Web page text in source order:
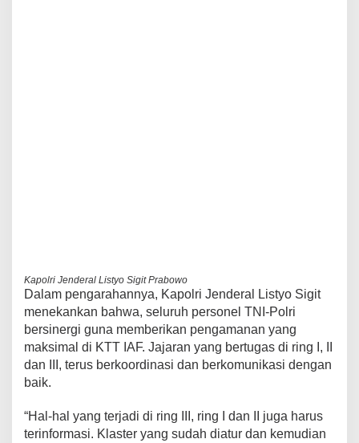
Kapolri Jenderal Listyo Sigit Prabowo
Dalam pengarahannya, Kapolri Jenderal Listyo Sigit
menekankan bahwa, seluruh personel TNI-Polri
bersinergi guna memberikan pengamanan yang
maksimal di KTT IAF. Jajaran yang bertugas di ring I, II
dan III, terus berkoordinasi dan berkomunikasi dengan
baik.
“Hal-hal yang terjadi di ring III, ring I dan II juga harus
terinformasi. Klaster yang sudah diatur dan kemudian